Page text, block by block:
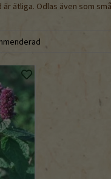
ätliga. Odlas även som